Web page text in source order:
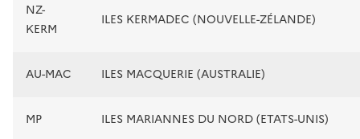
NZ-
KERM
ILES KERMADEC (NOUVELLE-ZÉLANDE)
AU-MAC ILES MACQUERIE (AUSTRALIE)
MP ILES MARIANNES DU NORD (ETATS-UNIS)